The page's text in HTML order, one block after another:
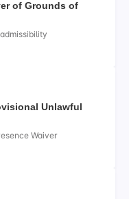
of Grounds of
Unlawful
Waiver